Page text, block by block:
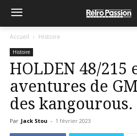
Accueil Histoire
Histoire
HOLDEN 48/215
aventures de
des kangourous.
Par Jack Stou - 1 février 2023